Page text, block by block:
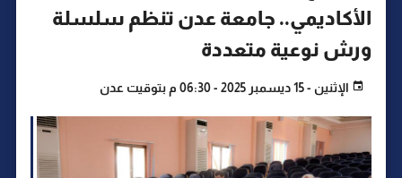
الأكاديمي.. جامعة عدن تنظم سلسلة
ورش نوعية متعددة
الإثنين - 15 ديسمبر 2025 - 06:30 م بتوقيت عدن